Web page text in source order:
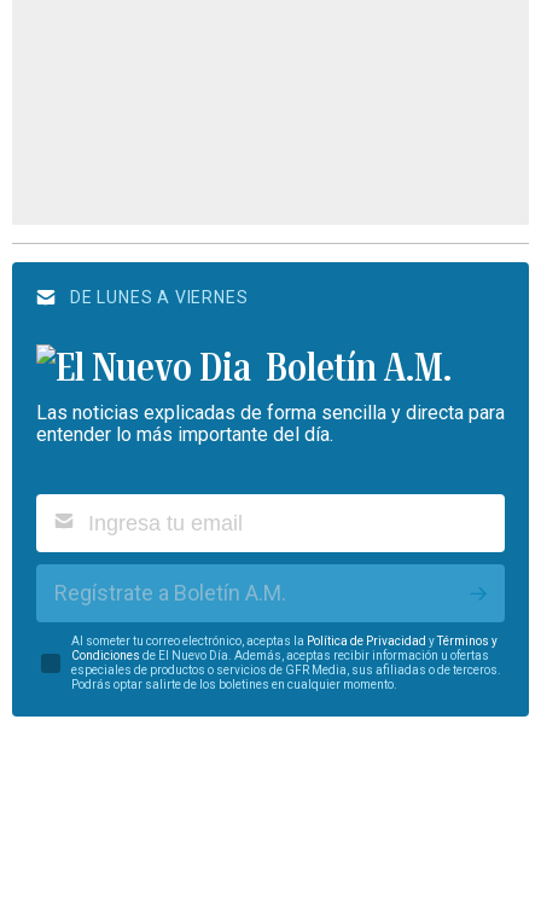
DE LUNES A VIERNES
Boletín A.M.
Las noticias explicadas de forma sencilla y directa para
entender lo más importante del día.
Regístrate a Boletín A.M.
Al someter tu correo electrónico, aceptas la Política de Privacidad yTérminos y
Condiciones de El Nuevo Día. Además, aceptas recibir información u ofertas
especiales de productos o servicios de GFR Media, sus afiliadas o de terceros.
Podrás optar salirte de los boletines en cualquier momento.